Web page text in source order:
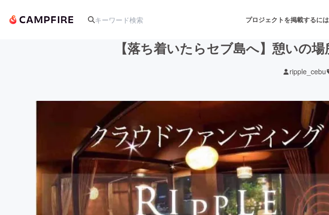
プロジェクトを掲載するには
アート・写真
テクノロジー・ガジェット ゲーム・サービス開発
映像・映画 書籍・雑誌出版
ビジネス・起業 チャレンジ
【落ち着いたらセブ島へ】憩いの
ripple_cebu